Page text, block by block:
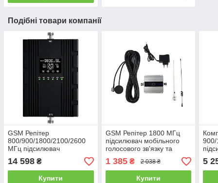
Подібні товари компанії
GSM Репітер
800/900/1800/2100/2600
МГц підсилювач
інтернету Lintratek AA20
14 598 ₴
Купити
GSM Репітер 1800 МГц
підсилювач мобільного
голосового зв'язку та
1 385₴ 2 038 ₴
Купити
5